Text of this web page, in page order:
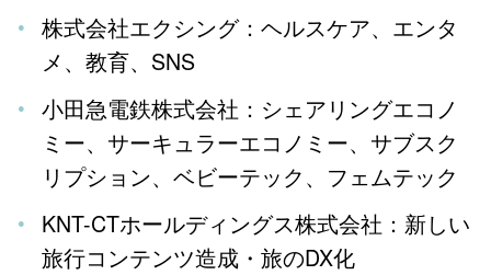
株式会社エクシング：ヘルスケア、エンタ
メ、教育、SNS
小田急電鉄株式会社：シェアリングエコノ
ミー、サーキュラーエコノミー、サブスク
リプション、ベビーテック、フェムテック
KNT-CTホールディングス株式会社：新しい
旅行コンテンツ造成・旅のDX化